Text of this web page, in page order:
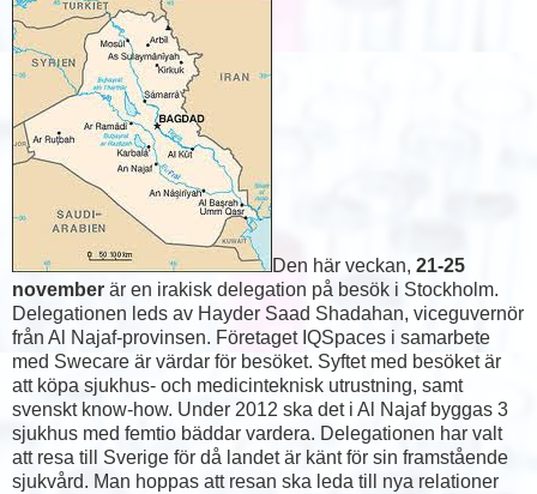
Den här veckan, 21-25
november är en irakisk delegation på besök i Stockholm.
Delegationen leds av Hayder Saad Shadahan, viceguvernör
från Al Najaf-provinsen. Företaget IQSpaces i samarbete
med Swecare är värdar för besöket. Syftet med besöket är
att köpa sjukhus- och medicinteknisk utrustning, samt
svenskt know-how. Under 2012 ska det i Al Najaf byggas 3
sjukhus med femtio bäddar vardera. Delegationen har valt
att resa till Sverige för då landet är känt för sin framstående
sjukvård. Man hoppas att resan ska leda till nya relationer